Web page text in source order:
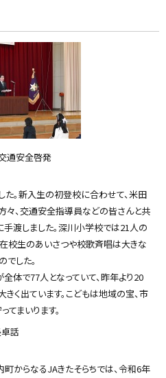
通安全啓発
。新入生の初登校に合わせて、米田
、交通安全指導員などの皆さんと共
渡しました。深川小学校では21人の
校生のあいさつや校歌斉唱は大きな
した。
体で77人となっていて、昨年より20
く出ています。こどもは地域の宝、市
まいります。
話
町からなるJAきたそらちでは、令和6年